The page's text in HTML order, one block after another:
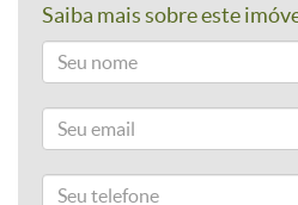
Saiba mais sobre este